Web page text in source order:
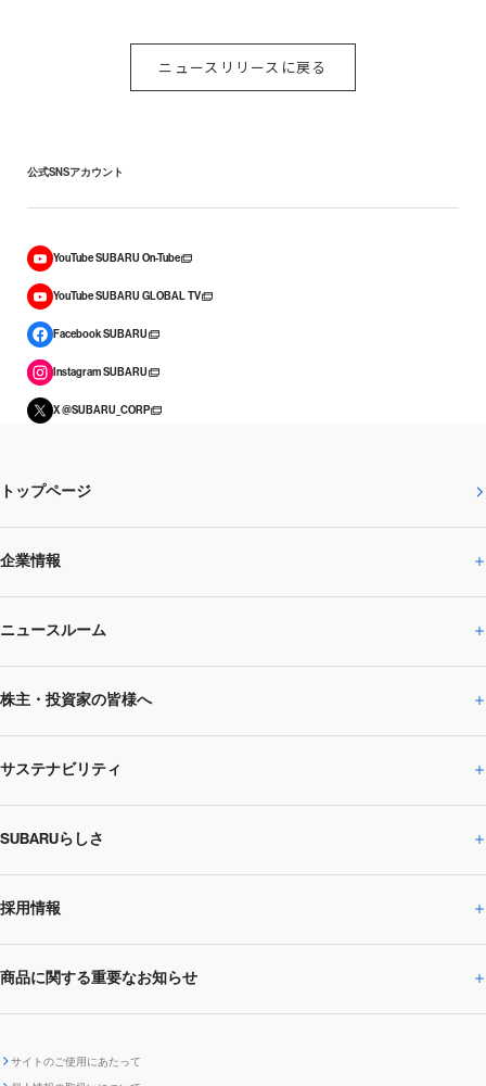
ニュースリリースに戻る
公式SNSアカウント
YouTube SUBARU On-Tube
YouTube SUBARU GLOBAL TV
Facebook SUBARU
Instagram SUBARU
X @SUBARU_CORP
トップページ
企業情報
企業情報トップ
SUBARUのありたい姿
SUBARU 2025方針
事業所・関係会社
ニュースルーム
ニュースルームトップ
ニュースリリース
閉じる
株主・投資家の皆様へ
株主・投資家の皆様へトップ
企業・経営
IRライブラリー
株主・投資家サポート
IRカレンダー
サステナビリティ
サステナビリティトップ
CEOサステナビリティ
環境
ガバナンス
SUBARUらしさ
SUBARUらしさトップ
SUBARUびと
SUBARUデザイン
採用情報
採用情報トップ
商品に関する重要なお知らせ
サイトのご使用にあたって